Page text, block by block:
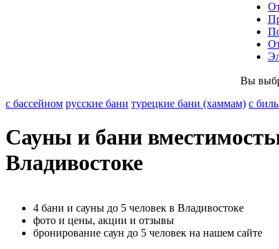
Вы
с бассейном русские бани турецкие бани (хаммам) с
Сауны и бани
Владивостоке
4 бани и сауны до 5 человек в Владивостоке
фото и цены, акции и отзывы
бронирование саун до 5 человек на нашем сайте